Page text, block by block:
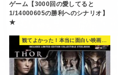
ゲーム【3000回の愛してると
1/14000605の勝利へのシナリオ】
★